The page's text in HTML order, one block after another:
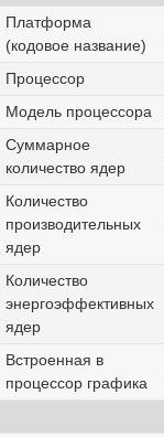
Платформа
(кодовое название)
Процессор
Модель процессора
Суммарное
количество ядер
Количество
производительных
ядер
Количество
энергоэффективных
ядер
Встроенная в
процессор графика